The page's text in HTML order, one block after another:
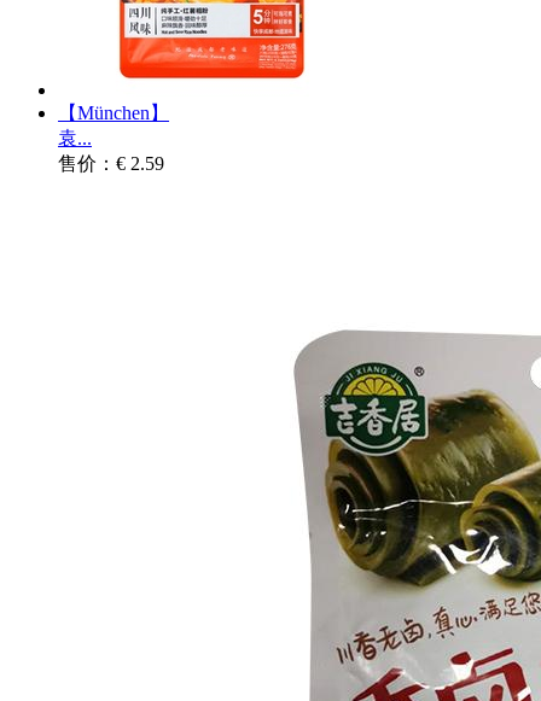
【München】
袁...
售价：€ 2.59